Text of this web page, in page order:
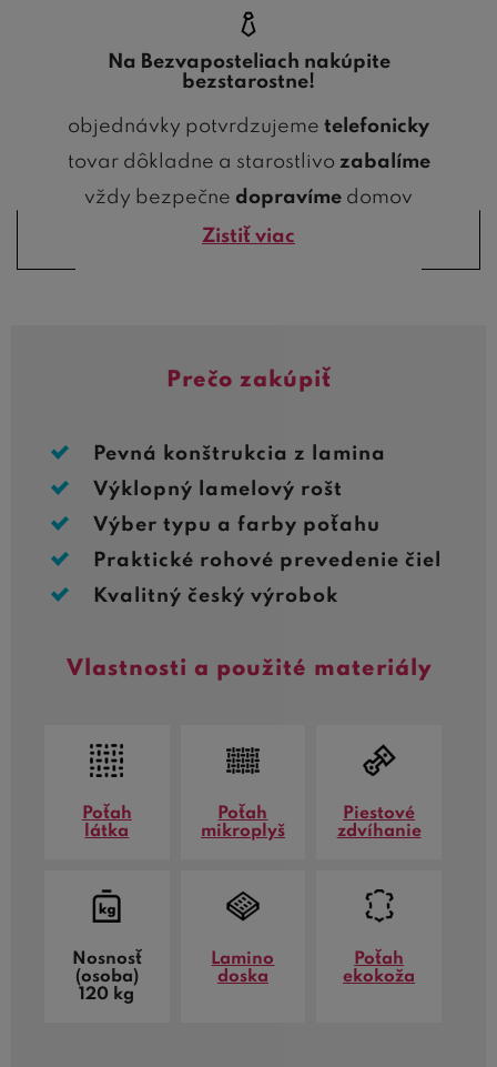
Na Bezvaposteliach nakúpite
bezstarostne!
objednávky potvrdzujeme telefonicky
tovar dôkladne a starostlivo zabalíme
vždy bezpečne dopravíme domov
Zistiť viac
Prečo zakúpiť
Pevná konštrukcia z lamina
Výklopný lamelový rošt
Výber typu a farby poťahu
Praktické rohové prevedenie čiel
Kvalitný český výrobok
Vlastnosti a použité materiály
Poťah
látka
Poťah
mikroplyš
Piestové
zdvíhanie
Nosnosť
(osoba)
120 kg
Lamino
doska
Poťah
ekokoža